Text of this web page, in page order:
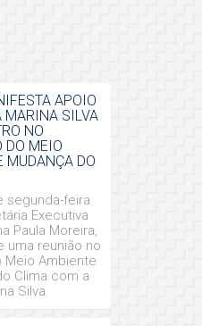
APOIO
SILVA
NO
DO MEIO
MUDANÇA DO
segunda-feira
Executiva
Paula Moreira,
uma reunião no
Meio Ambiente
Clima com a
Silva.